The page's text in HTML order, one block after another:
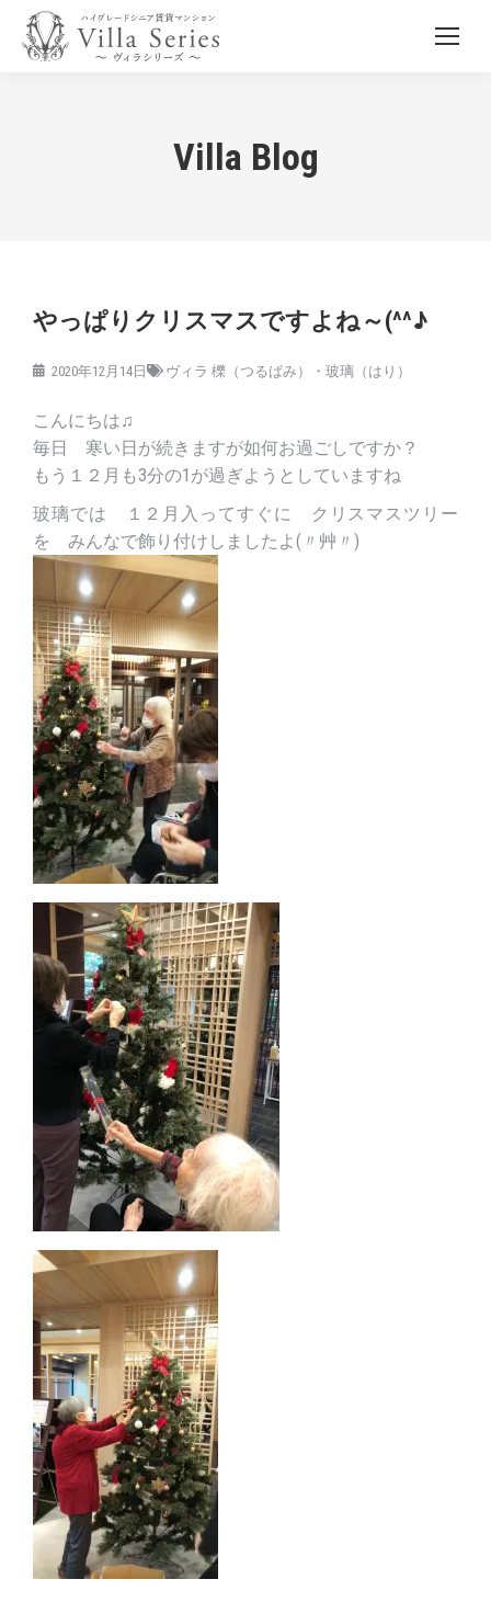
Villa Blog
やっぱりクリスマスですよね～(^^♪
2020年12月14日 ヴィラ 櫟（つるばみ）・玻璃（はり）
こんにちは♫
毎日 寒い日が続きますが如何お過ごしですか？
もう１２月も3分の1が過ぎようとしていますね
玻璃では １２月入ってすぐに クリスマスツリー
を みんなで飾り付けしましたよ(〃艸〃)